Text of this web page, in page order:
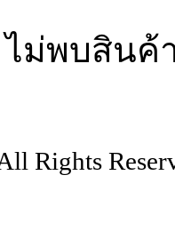
ไม่พบสิน
Rights